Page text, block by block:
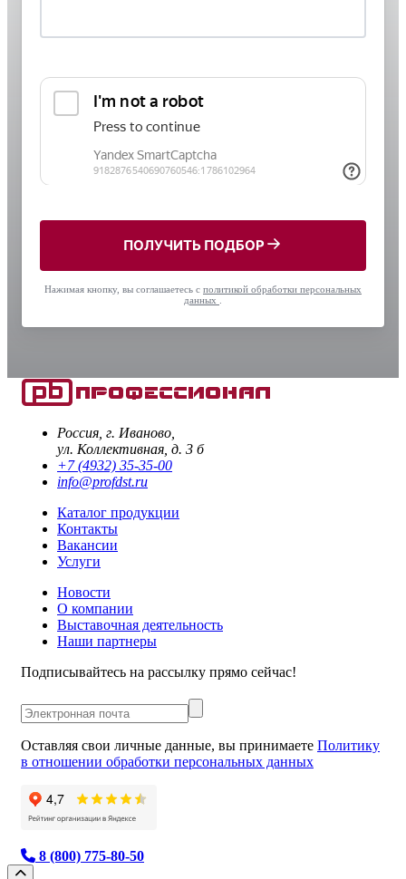
ПОЛУЧИТЬ ПОДБОР
Нажимая кнопку, вы соглашаетесь с политикой обработки персональных
данных
Россия, г. Иваново,
ул. Коллективная, д. 3 б
+7 (4932) 35-35-00
info@profdst.ru
Каталог продукции
Контакты
Вакансии
Услуги
Новости
О компании
Выставочная деятельность
Наши партнеры
Подписывайтесь на рассылку прямо сейчас!
Оставляя свои личные данные, вы принимаете Политику
в отношении обработки персональных данных
8 (800) 775-80-50